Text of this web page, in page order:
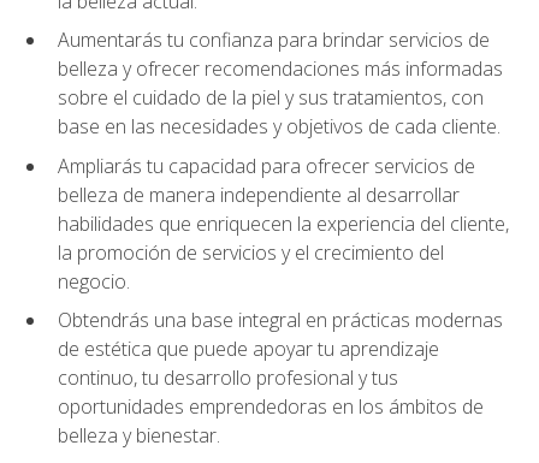
Aumentarás tu confianza para brindar servicios de
belleza y ofrecer recomendaciones más informadas
sobre el cuidado de la piel y sus tratamientos, con
base en las necesidades y objetivos de cada cliente.
Ampliarás tu capacidad para ofrecer servicios de
belleza de manera independiente al desarrollar
habilidades que enriquecen la experiencia del cliente,
la promoción de servicios y el crecimiento del
negocio.
Obtendrás una base integral en prácticas modernas
de estética que puede apoyar tu aprendizaje
continuo, tu desarrollo profesional y tus
oportunidades emprendedoras en los ámbitos de
belleza y bienestar.